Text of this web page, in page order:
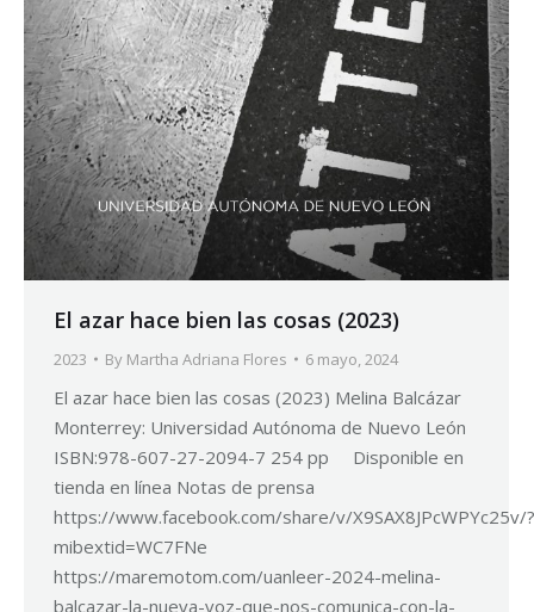
El azar hace bien las cosas (2023)
2023 By Martha Adriana Flores 6 mayo, 2024
El azar hace bien las cosas (2023) Melina Balcázar
Monterrey: Universidad Autónoma de Nuevo León
ISBN:978-607-27-2094-7 254 pp Disponible en
tienda en línea Notas de prensa
https://www.facebook.com/share/v/X9SAX8JPcWPYc25v/?
mibextid=WC7FNe
https://maremotom.com/uanleer-2024-melina-
balcazar-la-nueva-voz-que-nos-comunica-con-la-